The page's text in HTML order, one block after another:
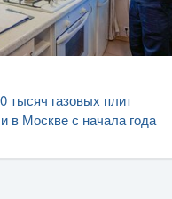
тысяч газовых плит
в Москве с начала года